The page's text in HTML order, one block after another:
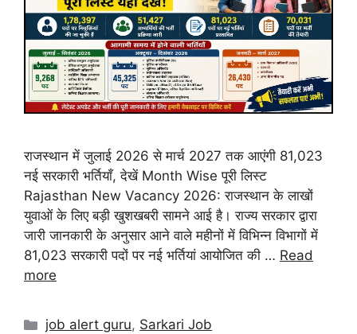
राजस्थान में जुलाई 2026 से मार्च 2027 तक आएंगी 81,023
नई सरकारी भर्तियाँ, देखें Month Wise पूरी लिस्ट
Rajasthan New Vacancy 2026: राजस्थान के लाखों
युवाओं के लिए बड़ी खुशखबरी सामने आई है। राज्य सरकार द्वारा
जारी जानकारी के अनुसार आने वाले महीनों में विभिन्न विभागों में
81,023 सरकारी पदों पर नई भर्तियां आयोजित की … Read
more
job alert guru, Sarkari Job